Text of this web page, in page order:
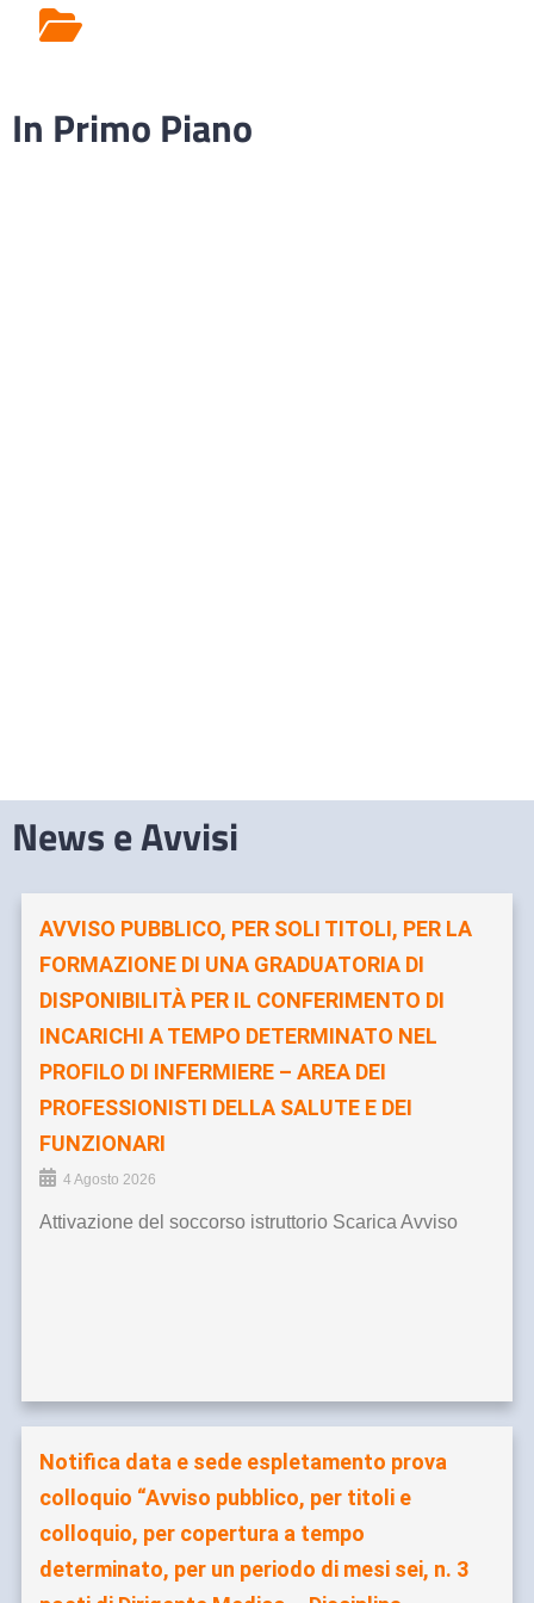
In Primo Piano
News e Avvisi
AVVISO PUBBLICO, PER SOLI TITOLI, PER LA
FORMAZIONE DI UNA GRADUATORIA DI
DISPONIBILITÀ PER IL CONFERIMENTO DI
INCARICHI A TEMPO DETERMINATO NEL
PROFILO DI INFERMIERE – AREA DEI
PROFESSIONISTI DELLA SALUTE E DEI
FUNZIONARI
4 Agosto 2026
Attivazione del soccorso istruttorio Scarica Avviso
Notifica data e sede espletamento prova
colloquio “Avviso pubblico, per titoli e
colloquio, per copertura a tempo
determinato, per un periodo di mesi sei, n. 3